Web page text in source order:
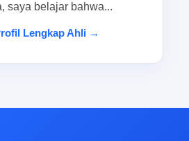
atau pembukaan toko
Pada event promosi mall,
saya belajar bahwa...
Lengkap Ahli →